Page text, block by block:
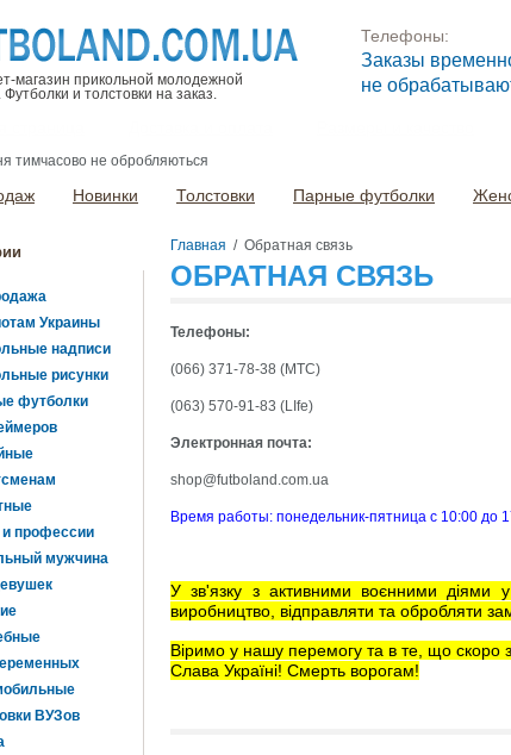
магазин прикольной молодежной
и толстовки на заказ.
Телефоны:
Заказы
не
тимчасово не обробляються
Новинки Толстовки Парные футболки
Украины
надписи
рисунки
футболки
профессии
мужчина
ВУЗов
Главная / Обратная связь
ОБРАТНАЯ СВЯЗЬ
Телефоны:
(066) 371-78-38 (МТС)
(063) 570-91-83 (LIfe)
Электронная почта:
shop@futboland.com.ua
Время работы: понедельник-пятница с 10:00 до
У зв'язку з активними воєнними діями
виробництво, відправляти та обробляти
Віримо у нашу перемогу та в те, що скоро
Слава Україні! Смерть ворогам!